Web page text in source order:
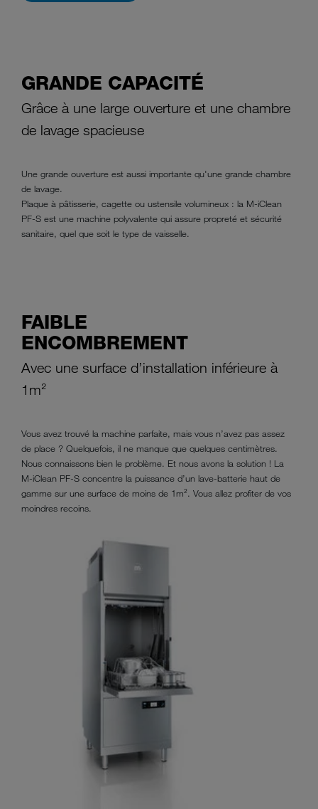
GRANDE CAPACITÉ
Grâce à une large ouverture et une chambre
de lavage spacieuse
Une grande ouverture est aussi importante qu'une grande chambre
de lavage.
Plaque à pâtisserie, cagette ou ustensile volumineux : la M-iClean
PF-S est une machine polyvalente qui assure propreté et sécurité
sanitaire, quel que soit le type de vaisselle.
FAIBLE
ENCOMBREMENT
Avec une surface d’installation inférieure à
1m²
Vous avez trouvé la machine parfaite, mais vous n’avez pas assez
de place ? Quelquefois, il ne manque que quelques centimètres.
Nous connaissons bien le problème. Et nous avons la solution ! La
M-iClean PF-S concentre la puissance d’un lave-batterie haut de
gamme sur une surface de moins de 1m². Vous allez profiter de vos
moindres recoins.